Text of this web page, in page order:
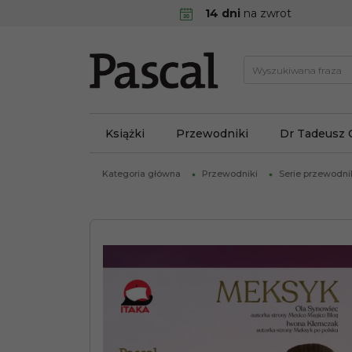
14 dni na zwrot
Książki Przewodniki Dr Tadeusz
Kategoria główna Przewodniki Serie